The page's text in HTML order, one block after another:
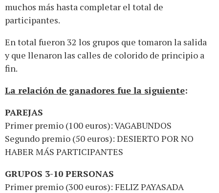
muchos más hasta completar el total de
participantes.
En total fueron 32 los grupos que tomaron la salida
y que llenaron las calles de colorido de principio a
fin.
La relación de ganadores fue la siguiente:
PAREJAS
Primer premio (100 euros): VAGABUNDOS
Segundo premio (50 euros): DESIERTO POR NO
HABER MÁS PARTICIPANTES
GRUPOS 3-10 PERSONAS
Primer premio (300 euros): FELIZ PAYASADA